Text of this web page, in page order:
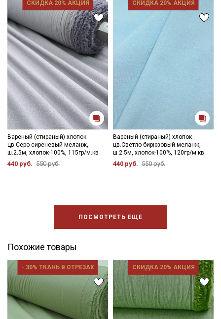
СКИДКА 20% АКЦИЯ
Вареный (стираный) хлопок
цв.Серо-сиреневый меланж,
ш.2.5м, хлопок-100%, 115гр/м.кв
440 руб. 550 руб.
СКИДКА 20% АКЦИЯ
Вареный (стираный) хлопок
цв.Светло-бирюзовый меланж,
ш.2.5м, хлопок-100%, 120гр/м.кв
440 руб. 550 руб.
ПОСМОТРЕТЬ ЕЩЕ
Похожие товары
- 30% ТКАНЬ В ОТРЕЗАХ СКИДКА 20% АКЦИЯ
ДаюСогласие на получение рекламных и
информационных рассылок